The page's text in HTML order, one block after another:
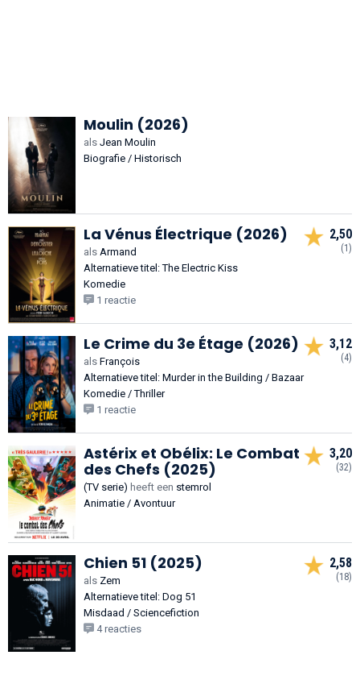
Moulin (2026)
als Jean Moulin
Biografie / Historisch
La Vénus Électrique (2026)
als Armand
Alternatieve titel: The Electric Kiss
Komedie
1 reactie
2,50
(1)
Le Crime du 3e Étage (2026)
als François
Alternatieve titel: Murder in the Building / Bazaar
Komedie / Thriller
1 reactie
3,12
(4)
Astérix et Obélix: Le Combat
des Chefs (2025)
(TV serie) heeft een stemrol
Animatie / Avontuur
3,20
(32)
Chien 51 (2025)
als Zem
Alternatieve titel: Dog 51
Misdaad / Sciencefiction
4 reacties
2,58
(18)